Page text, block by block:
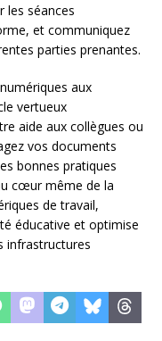
les séances
et communiquez
parties prenantes.
aux
vertueux
aide aux collègues ou
vos documents
bonnes pratiques
cœur même de la
de travail,
éducative et optimise
infrastructures